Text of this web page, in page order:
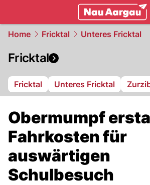
Home Fricktal Unteres Fricktal
Fricktal
Fricktal Unteres Fricktal
Obermumpf
Fahrkosten für
auswärtigen
Schulbesuch